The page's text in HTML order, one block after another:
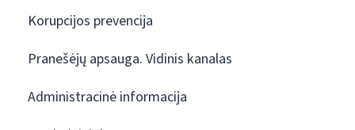
Korupcijos prevencija
Pranešėjų apsauga. Vidinis kanalas
Administracinė informacija